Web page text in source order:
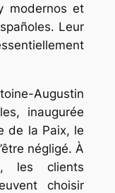
modernos et
Leur
Augustin
inaugurée
de la Paix, le
négligé. À
les clients
choisir